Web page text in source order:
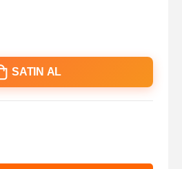
SATIN AL